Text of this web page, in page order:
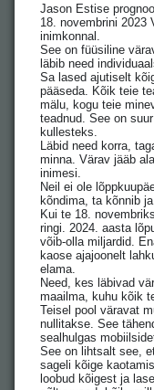
Jason Estise
18. novembrini 2023
inimkonnal.
See on füüsiline
läbib need
Sa lased ajutiselt
pääseda. Kõik teie
mälu, kogu teie
teadnud. See on
kullesteks.
Läbid need korra,
minna. Värav jääb
inimesi.
Neil ei ole
kõndima, ta kõnnib
Kui te 18.
ringi. 2024. aasta
võib-olla miljardid.
kaose ajajoonelt
elama.
Need, kes läbivad
maailma, kuhu kõik
Teisel pool väravat
nullitakse. See
sealhulgas
See on lihtsalt see,
sageli kõige
loobud kõigest ja